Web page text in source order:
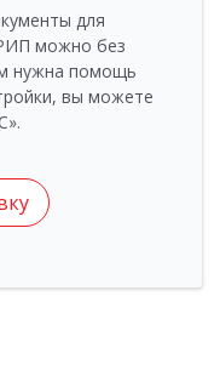
для
можно без
нужна помощь
вы можете